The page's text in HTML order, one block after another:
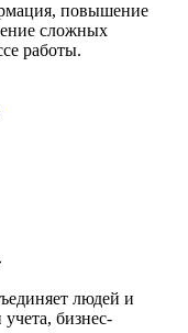
повышение
сложных
работы.
людей и
бизнес-